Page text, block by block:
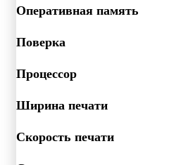
Оперативная память
Поверка
Процессор
Ширина печати
Скорость печати